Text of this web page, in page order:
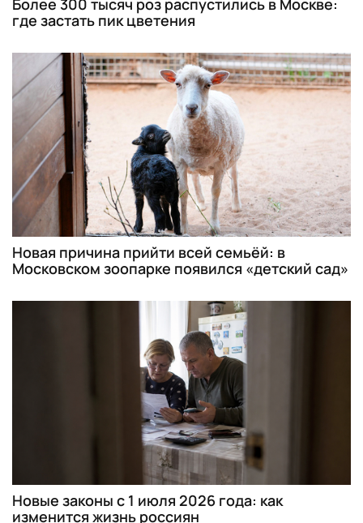
Более 300 тысяч роз распустились в Москве:
где застать пик цветения
Новая причина прийти всей семьёй: в
Московском зоопарке появился «детский сад»
Новые законы с 1 июля 2026 года: как
изменится жизнь россиян